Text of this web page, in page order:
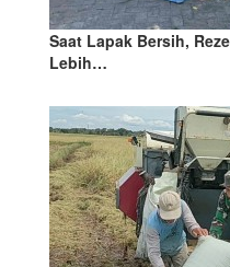
Saat Lapak Bersih,
Lebih…